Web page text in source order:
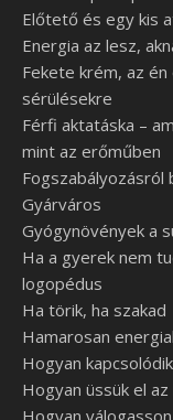
Előtető és egy kis
Energia az lesz,
Fekete krém, az
sérülésekre
Férfi aktatáska –
mint az erőműben
Fogszabályozásról
Gyárváros
Gyógynövények a
Ha a gyerek nem
logopédus
Ha törik, ha szakad
Hamarosan
Hogyan
Hogyan üssük el
Hogyan